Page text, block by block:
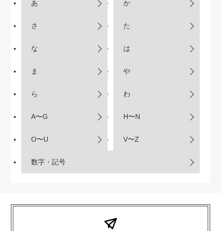
あ か
さ た
な は
ま や
ら わ
A〜G H〜N
O〜U V〜Z
数字・記号